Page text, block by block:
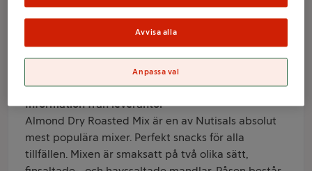
Nutisal
Produktinformation
Information från leverantör
Almond Dry Roasted Mix är en av Nutisals absolut
mest populära mixer. Perfekt snacks för alla
tillfällen. Mixen är smaksatt på två olika sätt,
Avvisa alla
Anpassa val